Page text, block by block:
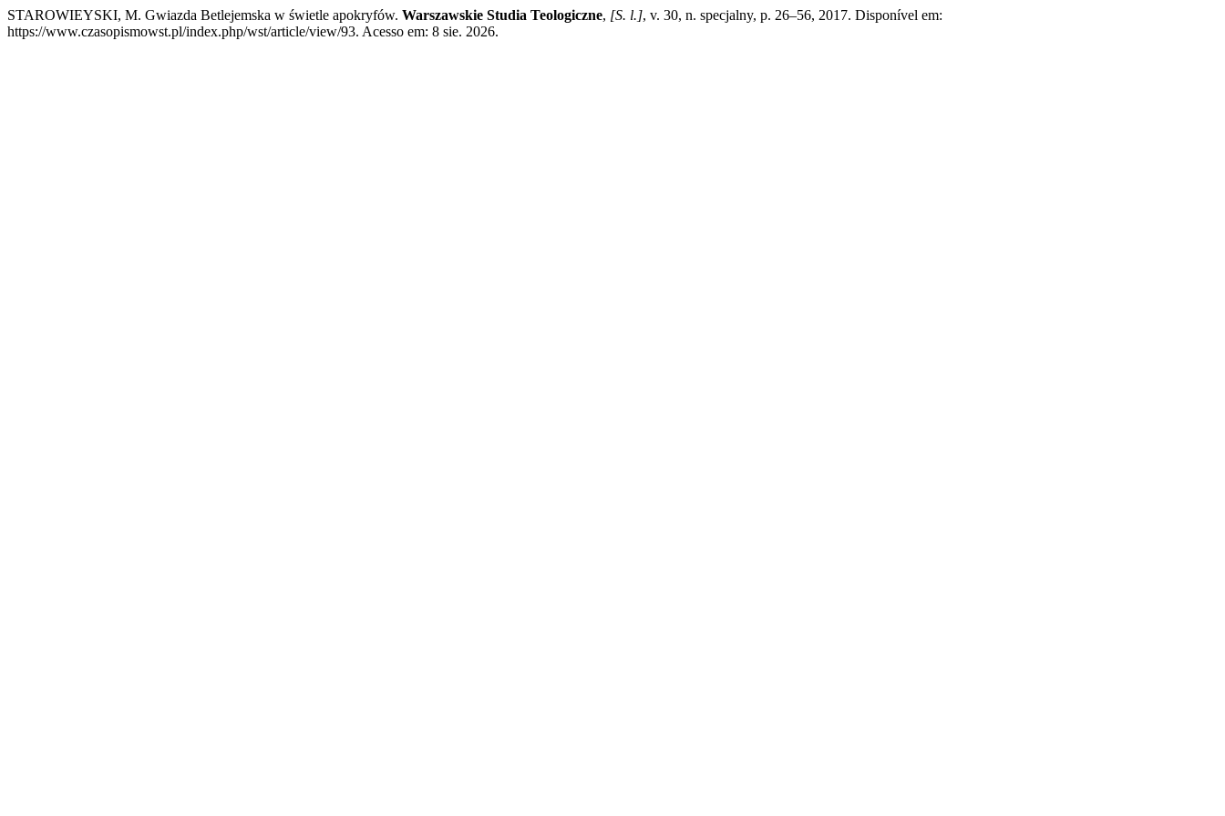
STAROWIEYSKI, M. Gwiazda Betlejemska w świetle apokryfów. Warszawskie Studia Teologiczne, [S. l.], v. 30, n. specjalny, p. 26–56, 2017. Disponível em:
https://www.czasopismowst.pl/index.php/wst/article/view/93. Acesso em: 8 sie. 2026.